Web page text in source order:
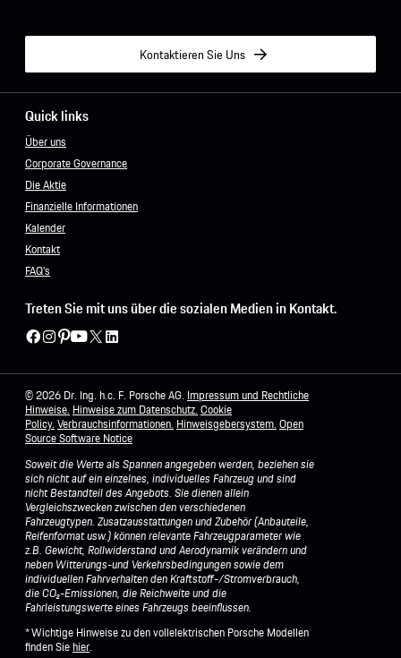
Kontaktieren Sie Uns
Quick links
Über uns
Corporate Governance
Die Aktie
Finanzielle Informationen
Kalender
Kontakt
FAQ's
Treten Sie mit uns über die sozialen Medien in Kontakt.
© 2026 Dr. Ing. h.c. F. Porsche AG.Impressum und Rechtliche
Hinweise.Hinweise zum Datenschutz.Cookie
Policy.Verbrauchsinformationen.Hinweisgebersystem.Open
Source Software Notice
Soweit die Werte als Spannen angegeben werden, beziehen sie
sich nicht auf ein einzelnes, individuelles Fahrzeug und sind
nicht Bestandteil des Angebots. Sie dienen allein
Vergleichszwecken zwischen den verschiedenen
Fahrzeugtypen. Zusatzausstattungen und Zubehör (Anbauteile,
Reifenformat usw.) können relevante Fahrzeugparameter wie
z.B. Gewicht, Rollwiderstand und Aerodynamik verändern und
neben Witterungs-und Verkehrsbedingungen sowie dem
individuellen Fahrverhalten den Kraftstoff-/Stromverbrauch,
die CO₂-Emissionen, die Reichweite und die
Fahrleistungswerte eines Fahrzeugs beeinflussen.
* Wichtige Hinweise zu den vollelektrischen Porsche Modellen
finden Siehier.